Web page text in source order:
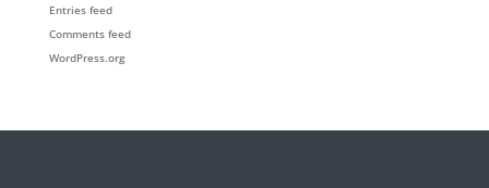
Entries feed
Comments feed
WordPress.org